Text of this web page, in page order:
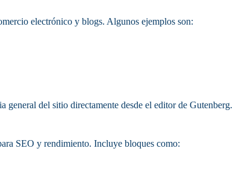
electrónico y blogs. Algunos ejemplos son:
del sitio directamente desde el editor de Gutenberg.
SEO y rendimiento. Incluye bloques como: